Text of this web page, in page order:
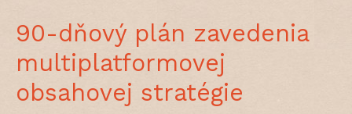
90-dňový plán zavedenia
multiplatformovej
obsahovej stratégie